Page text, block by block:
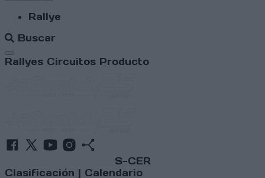
Rallye
Buscar
Abrir menú
Rallyes Circuitos Producto
S-CER
Clasificación | Calendario